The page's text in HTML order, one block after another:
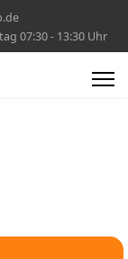
07:30 - 13:30 Uhr